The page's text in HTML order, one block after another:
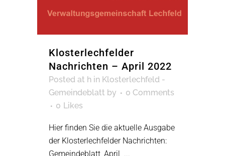
Klosterlechfelder
Nachrichten – April 2022
Posted at h in Klosterlechfeld -
Gemeindeblatt by
0 Comments
0 Likes
Hier finden Sie die aktuelle Ausgabe
der Klosterlechfelder Nachrichten:
Gemeindeblatt_April ...